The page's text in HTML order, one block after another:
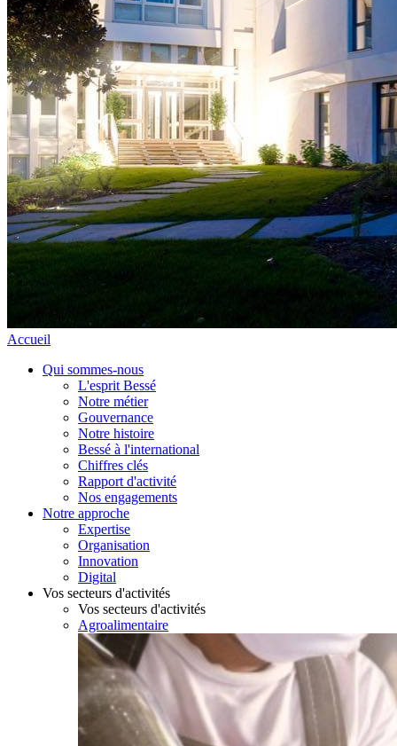
Accueil
Qui sommes-nous
L'esprit Bessé
Notre métier
Gouvernance
Notre histoire
Bessé à l'international
Chiffres clés
Rapport d'activité
Nos engagements
Notre approche
Expertise
Organisation
Innovation
Digital
Vos secteurs d'activités
Vos secteurs d'activités
Agroalimentaire